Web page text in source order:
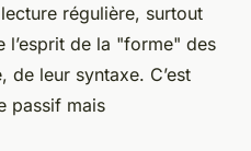
régulière, surtout
l’esprit de la "forme" des
de leur syntaxe. C’est
passif mais